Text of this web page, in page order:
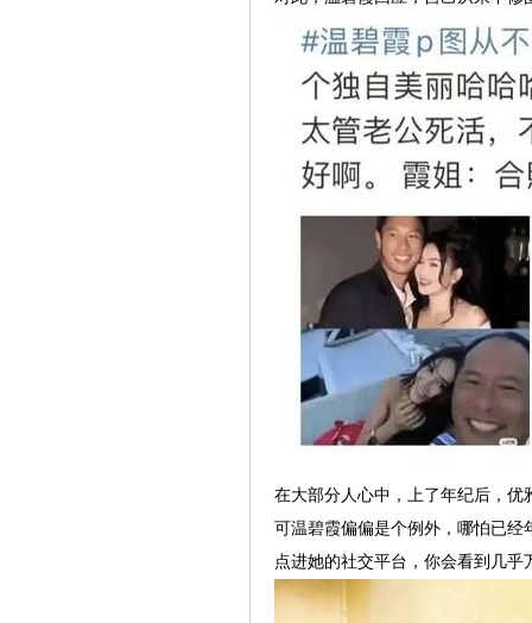
在大部分人心中，上了年纪后，
可温碧霞偏偏是个例外，哪怕已
点进她的社交平台，你会看到几乎